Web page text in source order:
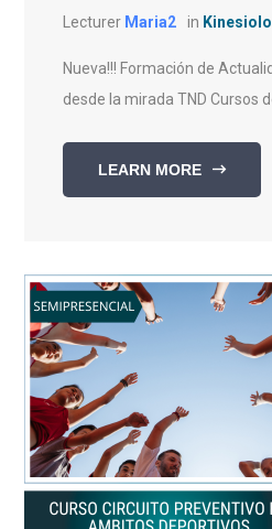
Lecturer Maria2 in
Nueva!!! Formación de
desde la mirada TND Cursos
LEARN MORE